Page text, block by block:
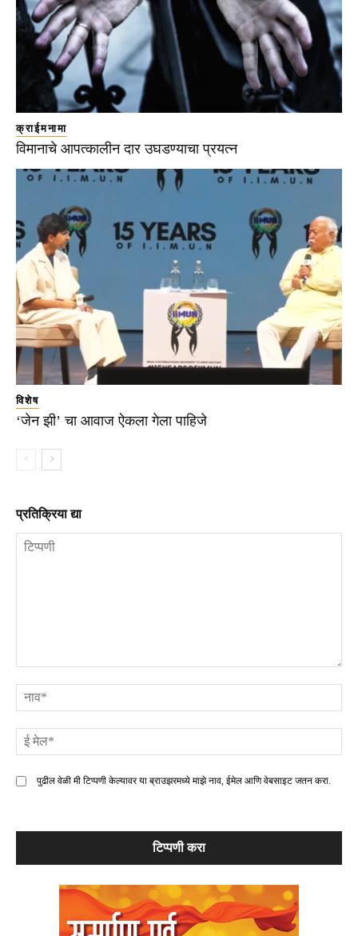
क्राईमनामा
विमानाचे आपत्कालीन दार उघडण्याचा प्रयत्न
विशेष
‘जेन झी’ चा आवाज ऐकला गेला पाहिजे
प्रतिक्रिया द्या
पुढील वेळी मी टिप्पणी केल्यावर या ब्राउझरमध्ये माझे नाव, ईमेल आणि वेबसाइट जतन करा.